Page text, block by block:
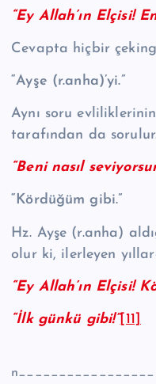
“Ey Allah’ın Elçisi!
Cevapta hiçbir
“Ayşe (r.anha)’yi.”
Aynı soru
tarafından da
“Beni nasıl
“Kördüğüm gibi.”
Hz. Ayşe (r.anha)
olur ki, ilerleyen
“Ey Allah’ın Elçisi!
“İlk günkü gibi!”[11]